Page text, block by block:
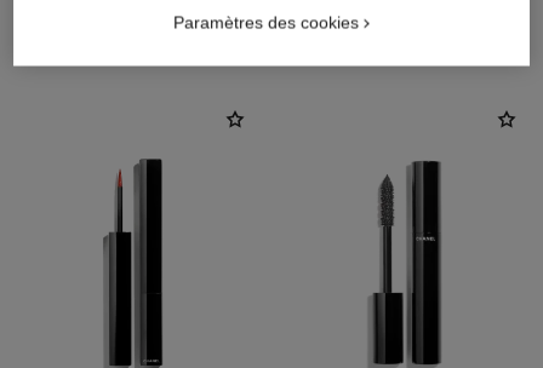
L'ACCORD PARFAIT
Paramètres des cookies